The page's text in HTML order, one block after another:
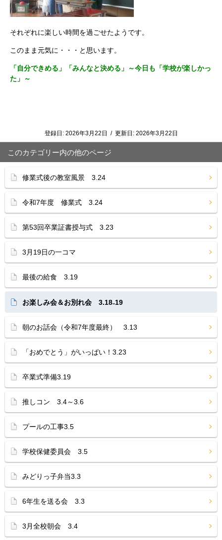
それぞれに楽しい時間を過ごせたようです。
このまま元気に・・・と思います。
「自分できめる」「みんなと決める」～今日も「学校が楽しかっ
た」～
登録日: 2026年3月22日 / 更新日: 2026年3月22日
このカテゴリー内の他のページ
修業式後の教室風景 3.24
令和7年度 修業式 3.24
第53回卒業証書授与式 3.23
3月19日の一コマ
最後の給食 3.19
お楽しみ会＆お別れ会 3.18₋19
朝のお話会（令和7年度最終） 3.13
「おめでとう」がいっぱい！3.23
卒業式準備3.19
推しコン 3.4～3.6
プールの工事3.5
学校保健委員会 3.5
みどりっ子弁当3.3
6年生を送る会 3.3
3月全校朝会 3.4